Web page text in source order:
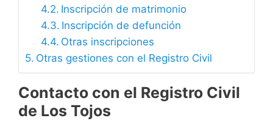
Inscripción de matrimonio
Inscripción de defunción
Otras inscripciones
Otras gestiones con el Registro Civil
Contacto con el Registro Civil
de Los Tojos